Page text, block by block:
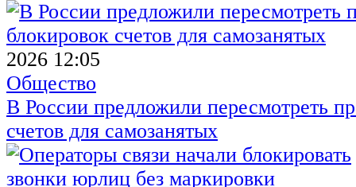
2026 12:05
Общество
В России предложили пересмотреть
счетов для самозанятых